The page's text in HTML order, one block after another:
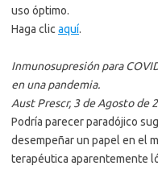
uso óptimo.
Haga clicaquí.
Inmunosupresión para
en una pandemia.
Aust Prescr, 3 de Agosto de
Podría parecer paradójico
desempeñar un papel en el
terapéutica aparentemente